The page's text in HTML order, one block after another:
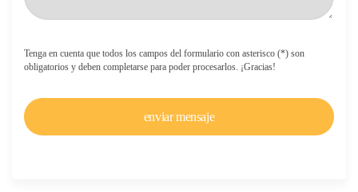
Tenga en cuenta que todos los campos del formulario con asterisco (*) son
obligatorios y deben completarse para poder procesarlos. ¡Gracias!